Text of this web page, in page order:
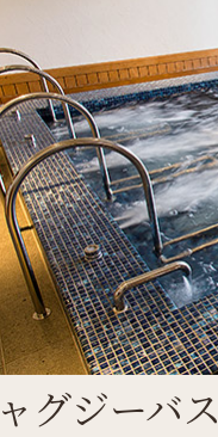
グジーバス